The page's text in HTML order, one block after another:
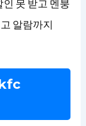
못 받고 멘붕
알람까지
kfc